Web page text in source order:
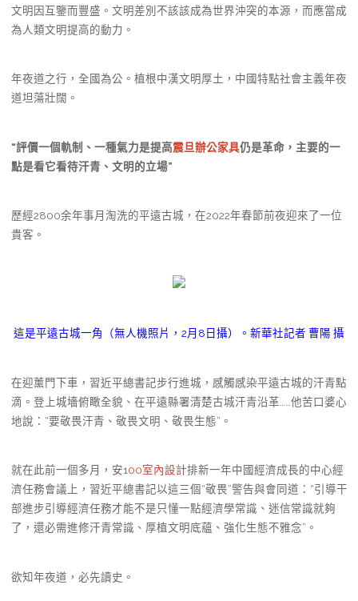
文明因互鑒而豐盛。文明差別不該該成為世界沖突的本源，而應當成
為人類文明提高的動力。
年夜道之行，全國為公。植根中漢文明厚土，中國特點社會主義年夜
道坦蕩壯闊。
“評價一個軌制、一種氣力是提高震旦辦公家具仍是革命，主要的一
點是看它看待汗青、文明的立場”
歷經2800余年事月淘洗的平遠古城，在2022年春節前夜迎來了一位
貴客。
這是平遠古城一角（無人機照片，2月8日攝）。新華社記者 曹陽 攝
在迎薰門下車，習近平總書記步行進城，感觸感染平遠古城的汗青點
滴。登上城墻俯瞰全貌、在平遠縣署清楚古城汗青沿革……他苦口婆心
地說：“要敬畏汗青、敬畏文明、敬畏生態”。
就在此前一個多月，安100室內設計排新一年中國經濟成長的中心經
濟任務會議上，習近平總書記以這三個“敬畏”警告與會同道：“引導干
部進步引導經濟任務才能不是只懂一點經濟學常識、迷信常識就夠
了，還必需進修汗青常識、厚植文明底蘊、強化生態不雅念”。
欲知年夜道，必先讀史。